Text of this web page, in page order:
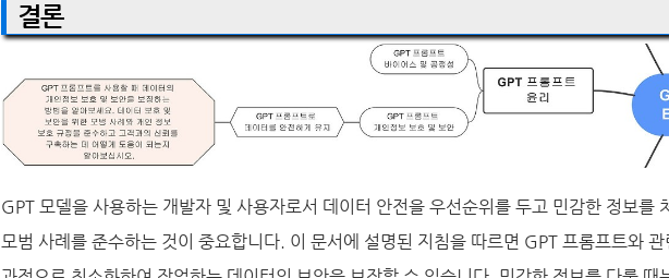
결론
GPT 모델을 사용하는 개발자 및 사용자로서 데이터 안전을 우선순위를 두고 민감한 정보를
모범 사례를 준수하는 것이 중요합니다. 이 문서에 설명된 지침을 따르면 GPT 프롬프트와